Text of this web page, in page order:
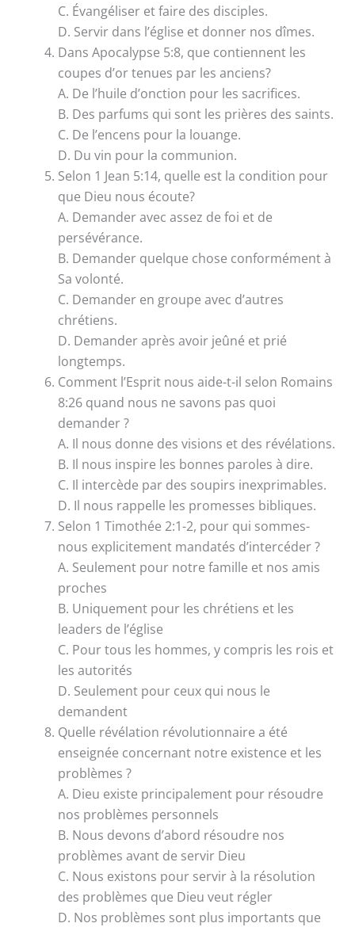
C. Évangéliser et faire des disciples.
D. Servir dans l’église et donner nos dîmes.
Dans Apocalypse 5:8, que contiennent les
coupes d’or tenues par les anciens?
A. De l’huile d’onction pour les sacrifices.
B. Des parfums qui sont les prières des saints.
C. De l’encens pour la louange.
D. Du vin pour la communion.
Selon 1 Jean 5:14, quelle est la condition pour
que Dieu nous écoute?
A. Demander avec assez de foi et de
persévérance.
B. Demander quelque chose conformément à
Sa volonté.
C. Demander en groupe avec d’autres
chrétiens.
D. Demander après avoir jeûné et prié
longtemps.
Comment l’Esprit nous aide-t-il selon Romains
8:26 quand nous ne savons pas quoi
demander ?
A. Il nous donne des visions et des révélations.
B. Il nous inspire les bonnes paroles à dire.
C. Il intercède par des soupirs inexprimables.
D. Il nous rappelle les promesses bibliques.
Selon 1 Timothée 2:1-2, pour qui sommes-
nous explicitement mandatés d’intercéder ?
A. Seulement pour notre famille et nos amis
proches
B. Uniquement pour les chrétiens et les
leaders de l’église
C. Pour tous les hommes, y compris les rois et
les autorités
D. Seulement pour ceux qui nous le
demandent
Quelle révélation révolutionnaire a été
enseignée concernant notre existence et les
problèmes ?
A. Dieu existe principalement pour résoudre
nos problèmes personnels
B. Nous devons d’abord résoudre nos
problèmes avant de servir Dieu
C. Nous existons pour servir à la résolution
des problèmes que Dieu veut régler
D. Nos problèmes sont plus importants que